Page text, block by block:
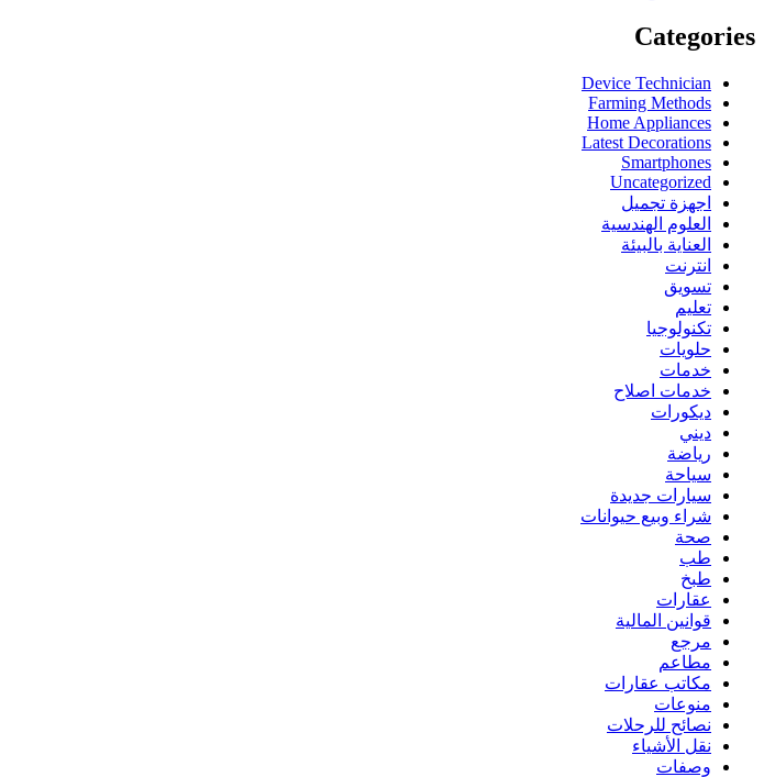
Categories
Device Technician
Farming Methods
Home Appliances
Latest Decorations
Smartphones
Uncategorized
اجهزة تجميل
العلوم الهندسية
العناية بالبيئة
انترنت
تسويق
تعليم
تكنولوجيا
حلويات
خدمات
خدمات اصلاح
ديكورات
ديني
رياضة
سياحة
سيارات جديدة
شراء وبيع حيوانات
صحة
طب
طبخ
عقارات
قوانين المالية
مرجع
مطاعم
مكاتب عقارات
منوعات
نصائح للرحلات
نقل الأشياء
وصفات